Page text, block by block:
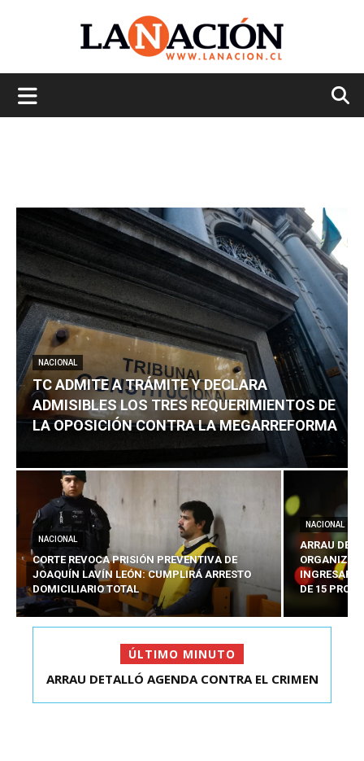
NACIONAL
TC ADMITE A TRÁMITE Y DECLARA
ADMISIBLES LOS TRES REQUERIMIENTOS DE
LA OPOSICIÓN CONTRA LA MEGARREFORMA
NACIONAL
CORTE REVOCA PRISIÓN PREVENTIVA DE
JOAQUÍN LAVÍN LEÓN: CUMPLIRÁ ARRESTO
DOMICILIARIO TOTAL
NACIONAL
ARRAU
INGRESARÁ
DE 15
ÚLTIMO MINUTO
ARRAU DETALLÓ AGENDA CONTRA EL CRIMEN